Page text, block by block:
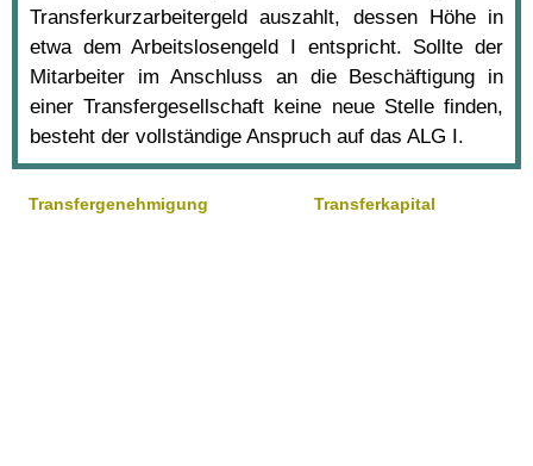
Transferkurzarbeitergeld auszahlt, dessen Höhe in
etwa dem Arbeitslosengeld I entspricht. Sollte der
Mitarbeiter im Anschluss an die Beschäftigung in
einer Transfergesellschaft keine neue Stelle finden,
besteht der vollständige Anspruch auf das ALG I.
Transfergenehmigung Transferkapital